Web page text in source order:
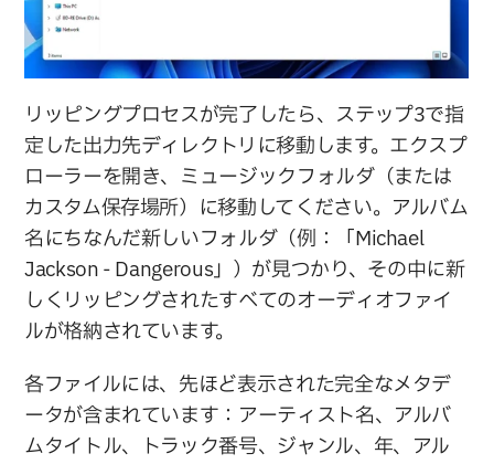
リッピングプロセスが完了したら、ステップ3で指
定した出力先ディレクトリに移動します。エクスプ
ローラーを開き、ミュージックフォルダ（または
カスタム保存場所）に移動してください。アルバム
名にちなんだ新しいフォルダ（例：「Michael
Jackson - Dangerous」）が見つかり、その中に新
しくリッピングされたすべてのオーディオファイ
ルが格納されています。
各ファイルには、先ほど表示された完全なメタデ
ータが含まれています：アーティスト名、アルバ
ムタイトル、トラック番号、ジャンル、年、アル